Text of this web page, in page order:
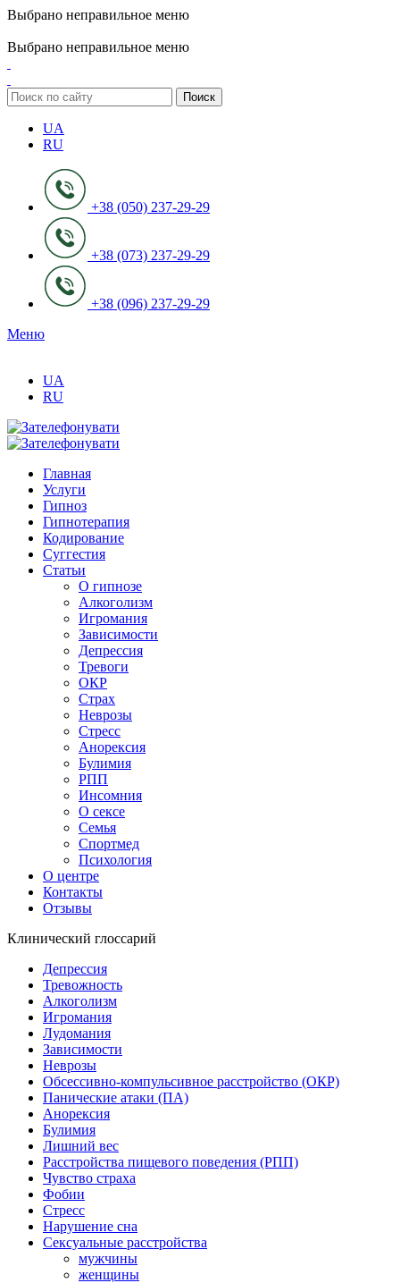
Выбрано неправильное меню
Выбрано неправильное меню
Поиск
UA
RU
+38 (050) 237-29-29
+38 (073) 237-29-29
+38 (096) 237-29-29
Меню
UA
RU
Главная
Услуги
Гипноз
Гипнотерапия
Кодирование
Суггестия
Статьи
О гипнозе
Алкоголизм
Игромания
Зависимости
Депрессия
Тревоги
ОКР
Страх
Неврозы
Стресс
Анорексия
Булимия
РПП
Инсомния
О сексе
Семья
Спортмед
Психология
О центре
Контакты
Отзывы
Клинический глоссарий
Депрессия
Тревожность
Алкоголизм
Игромания
Лудомания
Зависимости
Неврозы
Обсессивно-компульсивное расстройство (ОКР)
Панические атаки (ПА)
Анорексия
Булимия
Лишний вес
Расстройства пищевого поведения (РПП)
Чувство страха
Фобии
Стресс
Нарушение сна
Сексуальные расстройства
мужчины
женщины